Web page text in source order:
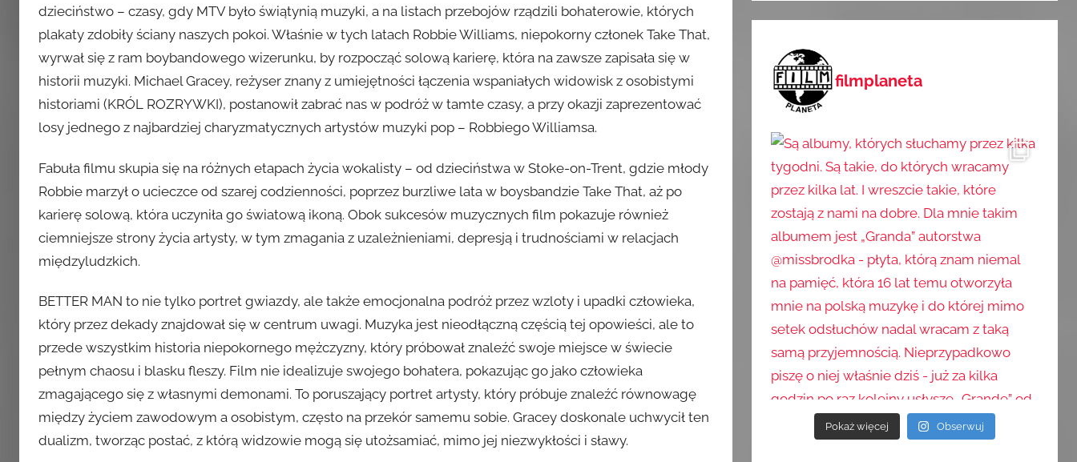
dzieciństwo – czasy, gdy MTV było świątynią muzyki, a na listach przebojów rządzili bohaterowie, których
plakaty zdobiły ściany naszych pokoi. Właśnie w tych latach Robbie Williams, niepokorny członek Take That,
wyrwał się z ram boybandowego wizerunku, by rozpocząć solową karierę, która na zawsze zapisała się w
historii muzyki. Michael Gracey, reżyser znany z umiejętności łączenia wspaniałych widowisk z osobistymi
historiami (KRÓL ROZRYWKI), postanowił zabrać nas w podróż w tamte czasy, a przy okazji zaprezentować
losy jednego z najbardziej charyzmatycznych artystów muzyki pop – Robbiego Williamsa.
Fabuła filmu skupia się na różnych etapach życia wokalisty – od dzieciństwa w Stoke-on-Trent, gdzie młody
Robbie marzył o ucieczce od szarej codzienności, poprzez burzliwe lata w boysbandzie Take That, aż po
karierę solową, która uczyniła go światową ikoną. Obok sukcesów muzycznych film pokazuje również
ciemniejsze strony życia artysty, w tym zmagania z uzależnieniami, depresją i trudnościami w relacjach
międzyludzkich.
BETTER MAN to nie tylko portret gwiazdy, ale także emocjonalna podróż przez wzloty i upadki człowieka,
który przez dekady znajdował się w centrum uwagi. Muzyka jest nieodłączną częścią tej opowieści, ale to
przede wszystkim historia niepokornego mężczyzny, który próbował znaleźć swoje miejsce w świecie
pełnym chaosu i blasku fleszy. Film nie idealizuje swojego bohatera, pokazując go jako człowieka
zmagającego się z własnymi demonami. To poruszający portret artysty, który próbuje znaleźć równowagę
między życiem zawodowym a osobistym, często na przekór samemu sobie. Gracey doskonale uchwycił ten
dualizm, tworząc postać, z którą widzowie mogą się utożsamiać, mimo jej niezwykłości i sławy.
filmplaneta
Pokaż więcej Obserwuj